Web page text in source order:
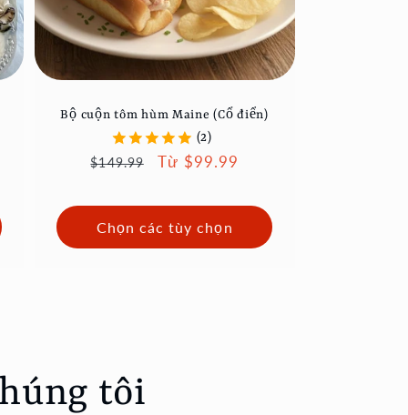
Bộ cuộn tôm hùm Maine (Cổ điển)
(2)
Giá
thường
$149.99
Giá
đãi
Từ $99.99
Chọn các tùy chọn
tôi